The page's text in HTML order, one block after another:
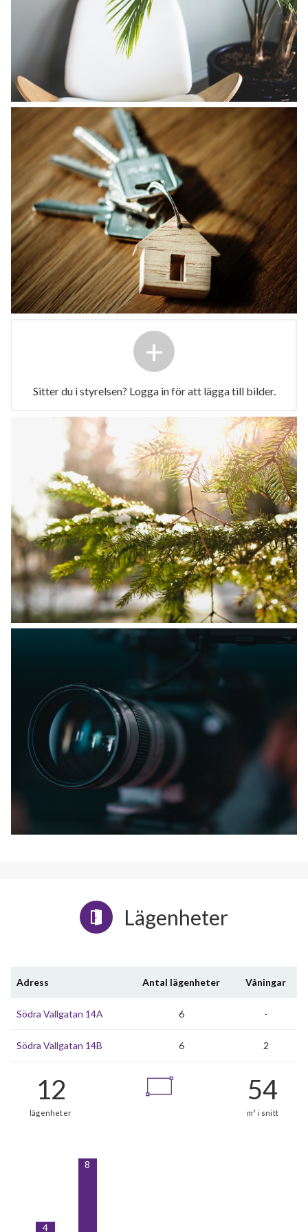
+
Sitter du i styrelsen? Logga in för att lägga till bilder.
Lägenheter
Adress Antal lägenheter Våningar
Södra Vallgatan 14A 6 -
Södra Vallgatan 14B 6 2
4
8